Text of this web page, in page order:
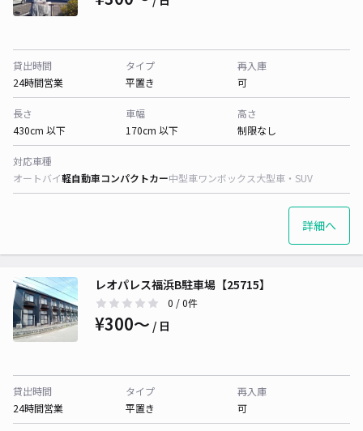
貸出時間
24時間営業
タイプ
平置き
再入庫
可
長さ
430cm 以下
車幅
170cm 以下
高さ
制限なし
対応車種
オートバイ軽自動車コンパクトカー中型車ワンボックス大型車・SUV
詳細へ
レオパレス福浜B駐車場【25715】
0 / 0件
¥300〜 / 日
貸出時間
24時間営業
タイプ
平置き
再入庫
可